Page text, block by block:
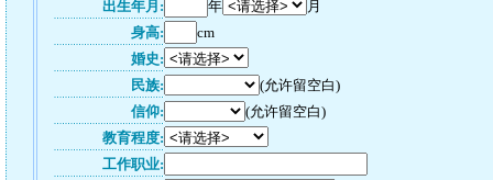
出生年月:
年
月
身高:
cm
婚史:
民族:
(允许留空白)
信仰:
(允许留空白)
教育程度:
工作职业: